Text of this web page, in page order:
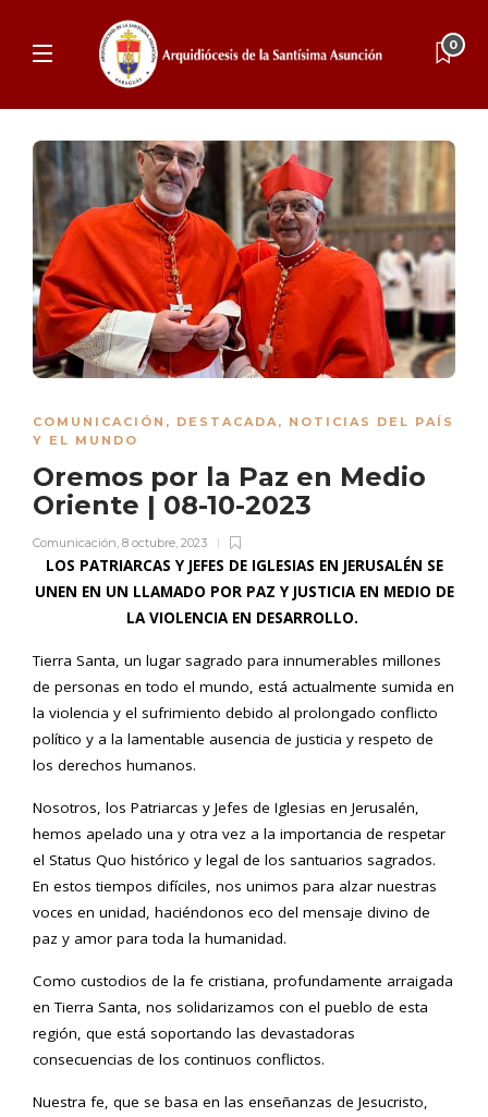
0
COMUNICACIÓN , DESTACADA, NOTICIAS DEL PAÍS
Y EL MUNDO
Oremos por la Paz en Medio
Oriente | 08-10-2023
Comunicación, 8 octubre, 2023
LOS PATRIARCAS Y JEFES DE IGLESIAS EN JERUSALÉN SE
UNEN EN UN LLAMADO POR PAZ Y JUSTICIA EN MEDIO DE
LA VIOLENCIA EN DESARROLLO.
Tierra Santa, un lugar sagrado para innumerables millones
de personas en todo el mundo, está actualmente sumida en
la violencia y el sufrimiento debido al prolongado conflicto
político y a la lamentable ausencia de justicia y respeto de
los derechos humanos.
Nosotros, los Patriarcas y Jefes de Iglesias en Jerusalén,
hemos apelado una y otra vez a la importancia de respetar
el Status Quo histórico y legal de los santuarios sagrados.
En estos tiempos difíciles, nos unimos para alzar nuestras
voces en unidad, haciéndonos eco del mensaje divino de
paz y amor para toda la humanidad.
Como custodios de la fe cristiana, profundamente arraigada
en Tierra Santa, nos solidarizamos con el pueblo de esta
región, que está soportando las devastadoras
consecuencias de los continuos conflictos.
Nuestra fe, que se basa en las enseñanzas de Jesucristo,